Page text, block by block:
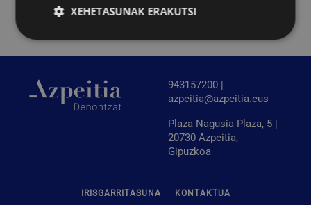
943157200 |
azpeitia@azpeitia.eus
Plaza Nagusia Plaza, 5 |
20730 Azpeitia,
Gipuzkoa
IRISGARRITASUNA KONTAKTUA
XEHETASUNAK ERAKUTSI
Bideratzea
Funtzionaltasuna
Behar-beharrezkoak diren cookiek webgunearen
oinarrizko funtzionalitateak ahalbidetzen dituzte,
esate baterako erabiltzaileen saioa hastea eta
kontuen kudeaketa. Webgunea ezin da behar bezala
erabili guztiz beharrezkoak diren cookierik gabe.
Domeinua